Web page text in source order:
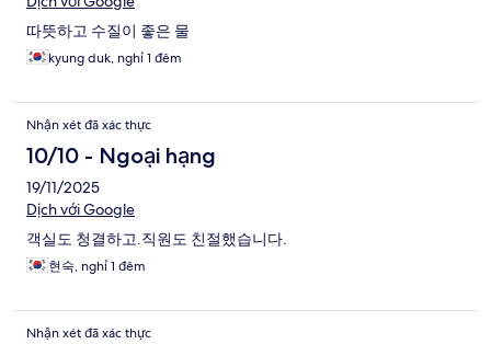
따뜻하고 수질이 좋은 물
kyung duk, nghỉ 1 đêm
Nhận xét đã xác thực
10/10 - Ngoại hạng
19/11/2025
Dịch với Google
객실도 청결하고.직원도 친절했습니다.
현숙, nghỉ 1 đêm
Nhận xét đã xác thực